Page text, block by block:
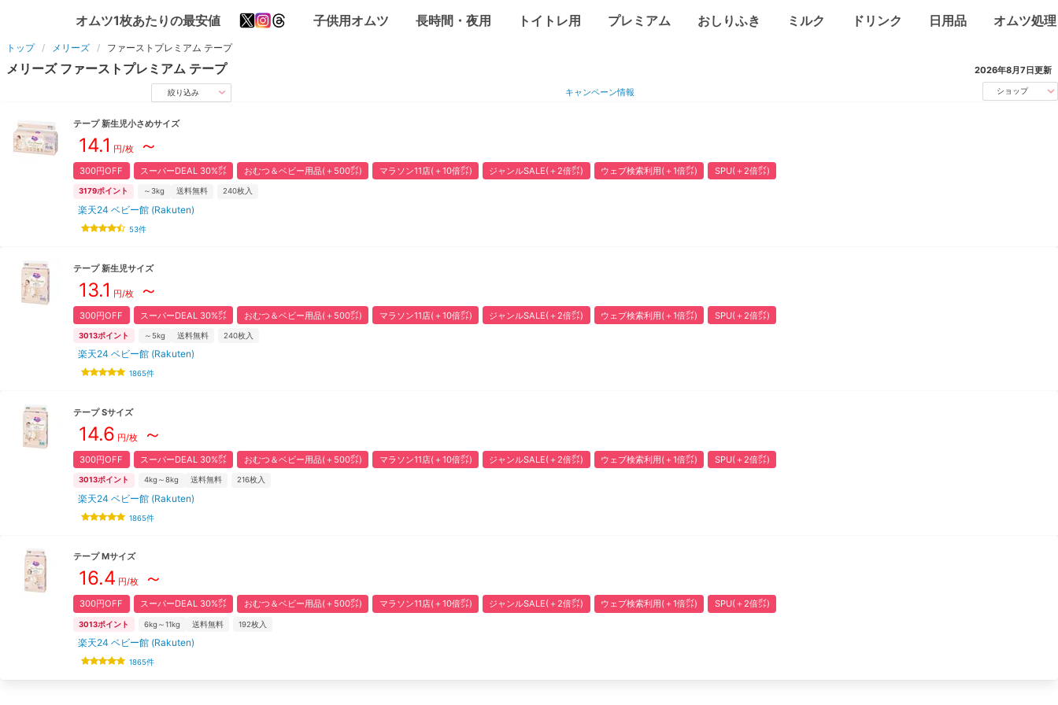
オムツ1枚あたりの最安値 子供用オムツ 長時間・夜用 トイトレ用 プレミアム おしりふき ミルク ドリンク 日用品 オムツ処理
トップ メリーズ ファーストプレミアム テープ
メリーズ ファーストプレミアム テープ 2026年8月7日更新
絞り込み キャンペーン情報 ショップ
テープ 新生児小さめサイズ
14.1 円/枚～
300円OFF スーパーDEAL 30%㌽ おむつ＆ベビー用品(＋500㌽) マラソン11店(＋10倍㌽) ジャンルSALE(＋2倍㌽) ウェブ検索利用(＋1倍㌽) SPU(＋2倍㌽)
3179ポイント ～3kg 送料無料 240枚入
楽天24 ベビー館 (Rakuten)
53件
テープ 新生児サイズ
13.1 円/枚～
300円OFF スーパーDEAL 30%㌽ おむつ＆ベビー用品(＋500㌽) マラソン11店(＋10倍㌽) ジャンルSALE(＋2倍㌽) ウェブ検索利用(＋1倍㌽) SPU(＋2倍㌽)
3013ポイント ～5kg 送料無料 240枚入
楽天24 ベビー館 (Rakuten)
1865件
テープ Sサイズ
14.6 円/枚～
300円OFF スーパーDEAL 30%㌽ おむつ＆ベビー用品(＋500㌽) マラソン11店(＋10倍㌽) ジャンルSALE(＋2倍㌽) ウェブ検索利用(＋1倍㌽) SPU(＋2倍㌽)
3013ポイント 4kg～8kg 送料無料 216枚入
楽天24 ベビー館 (Rakuten)
1865件
テープ Mサイズ
16.4 円/枚～
300円OFF スーパーDEAL 30%㌽ おむつ＆ベビー用品(＋500㌽) マラソン11店(＋10倍㌽) ジャンルSALE(＋2倍㌽) ウェブ検索利用(＋1倍㌽) SPU(＋2倍㌽)
3013ポイント 6kg～11kg 送料無料 192枚入
楽天24 ベビー館 (Rakuten)
1865件